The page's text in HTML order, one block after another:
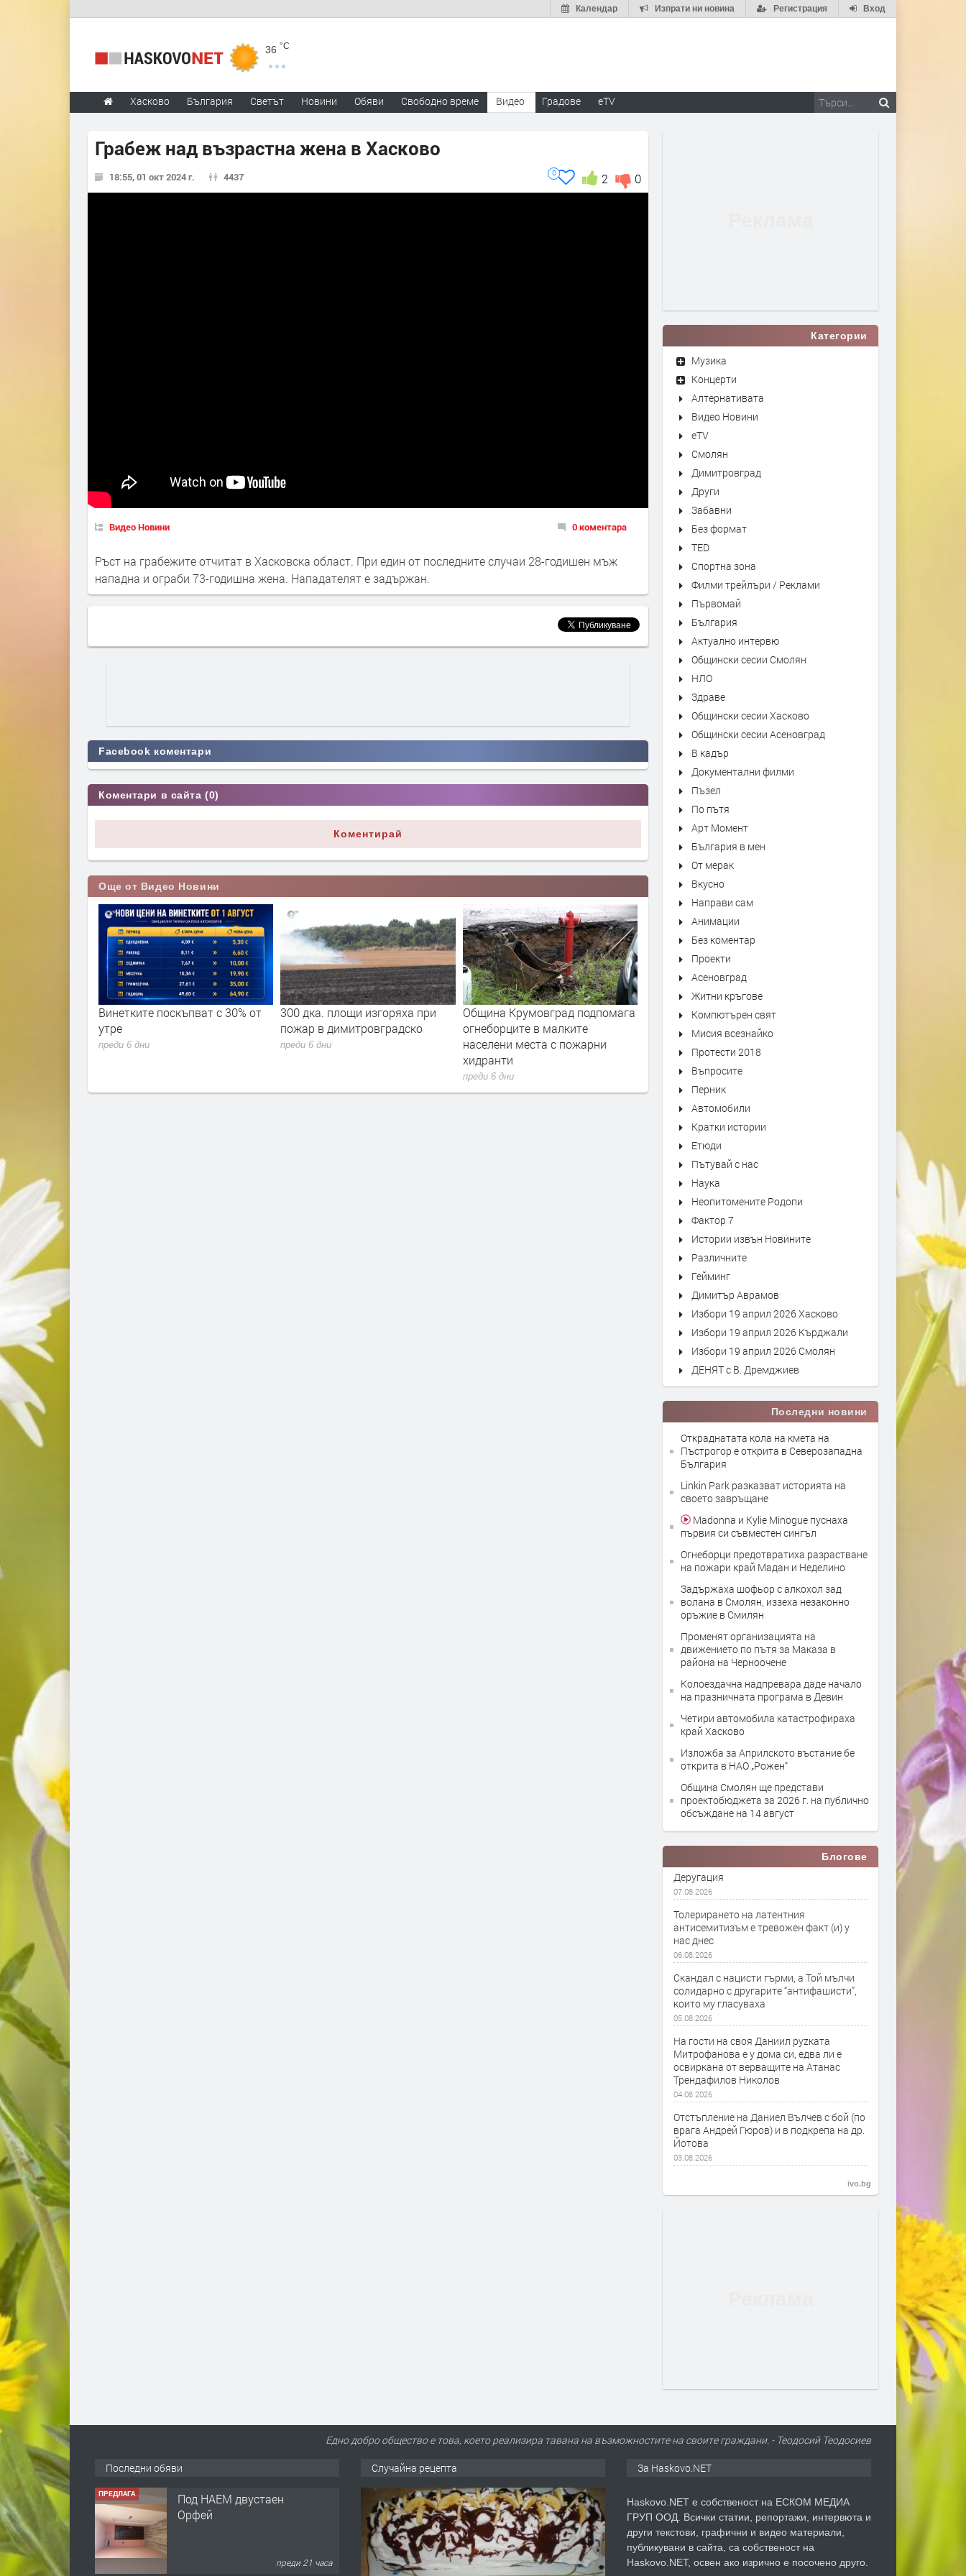
Вход
Регистрация
Изпрати ни новина
Календар
36 °C
Хасково България Светът Новини Обяви Свободно време Видео Градове eTV
Грабеж над възрастна жена в Хасково
18:55, 01 окт 2024 г. 4437 0
2
0
Видео Новини 0 коментара
Ръст на грабежите отчитат в Хасковска област. При един от последните случаи 28-годишен мъж
нападна и ограби 73-годишна жена. Нападателят е задържан.
Facebook коментари
Коментари в сайта (0)
Коментирай
Още от Видео Новини
Винетките поскъпват с 30% от
утре
преди 6 дни
300 дка. площи изгоряха при
пожар в димитровградско
преди 6 дни
Община Крумовград подпомага
огнеборците в малките
населени места с пожарни
хидранти
преди 6 дни
Първо издание на „Записки по
българските въстания“ от 1892
Кърджали
преди 6 дни
Категории
Музика
Концерти
Алтернативата
Видео Новини
eTV
Смолян
Димитровград
Други
Забавни
Без формат
TED
Спортна зона
Филми трейлъри / Реклами
Първомай
България
Актуално интервю
Общински сесии Смолян
НЛО
Здраве
Общински сесии Хасково
Общински сесии Асеновград
В кадър
Документални филми
Пъзел
По пътя
Арт Момент
България в мен
От мерак
Вкусно
Направи сам
Анимации
Без коментар
Проекти
Асеновград
Житни кръгове
Компютърен свят
Мисия всезнайко
Протести 2018
Въпросите
Перник
Автомобили
Кратки истории
Етюди
Пътувай с нас
Наука
Неопитомените Родопи
Фактор 7
Истории извън Новините
Различните
Гейминг
Димитър Аврамов
Избори 19 април 2026 Хасково
Избори 19 април 2026 Кърджали
Избори 19 април 2026 Смолян
ДЕНЯТ с В. Дремджиев
Последни новини
Откраднатата кола на кмета на
Пъстрогор е открита в Северозападна
България
Linkin Park разказват историята на
своето завръщане
Madonna и Kylie Minogue пуснаха
първия си съвместен сингъл
Огнеборци предотвратиха разрастване
на пожари край Мадан и Неделино
Задържаха шофьор с алкохол зад
волана в Смолян, иззеха незаконно
оръжие в Смилян
Променят организацията на
движението по пътя за Маказа в
района на Черноочене
Колоездачна надпревара даде начало
на празничната програма в Девин
Четири автомобила катастрофираха
край Хасково
Изложба за Априлското въстание бе
открита в НАО „Рожен“
Община Смолян ще представи
проектобюджета за 2026 г. на публично
обсъждане на 14 август
Блогове
Деругация
07.08.2026
Толерирането на латентния
антисемитизъм е тревожен факт (и) у
нас днес
06.08.2026
Скандал с нацисти гърми, а Той мълчи
солидарно с другарите “антифашисти”,
които му гласуваха
05.08.2026
На гости на своя Даниил руzката
Митрофанова е у дома си, едва ли е
освиркана от верващите на Атанас
Трендафилов Николов
04.08.2026
Отстъпление на Даниел Вълчев с бой (по
врага Андрей Гюров) и в подкрепа на др.
Йотова
03.08.2026
ivo.bg
Едно добро общество е това, което реализира тавана на възможностите на своите граждани. - Теодосий Теодосиев
Последни обяви
ПРЕДЛАГА
Под НАЕМ двустаен
Орфей
преди 21 часа
Случайна рецепта За Haskovo.NET
Haskovo.NET е собственост на ЕСКОМ МЕДИА
ГРУП ООД. Всички статии, репортажи, интервюта и
други текстови, графични и видео материали,
публикувани в сайта, са собственост на
Haskovo.NET, освен ако изрично е посочено друго.